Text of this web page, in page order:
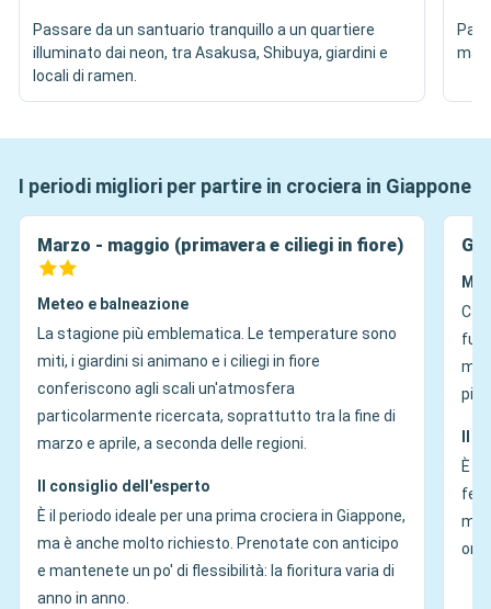
Passare da un santuario tranquillo a un quartiere
illuminato dai neon, tra Asakusa, Shibuya, giardini e
locali di ramen.
I periodi migliori per partire in crociera in Giappone
Marzo - maggio (primavera e ciliegi in fiore)
Meteo e balneazione
La stagione più emblematica. Le temperature sono
miti, i giardini si animano e i ciliegi in fiore
conferiscono agli scali un'atmosfera
particolarmente ricercata, soprattutto tra la fine di
marzo e aprile, a seconda delle regioni.
Il consiglio dell'esperto
È il periodo ideale per una prima crociera in Giappone,
ma è anche molto richiesto. Prenotate con anticipo
e mantenete un po' di flessibilità: la fioritura varia di
anno in anno.
ma
più
È